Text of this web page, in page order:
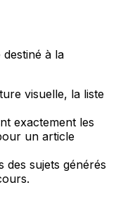
à la
visuelle, la liste
exactement les
un article
des sujets générés